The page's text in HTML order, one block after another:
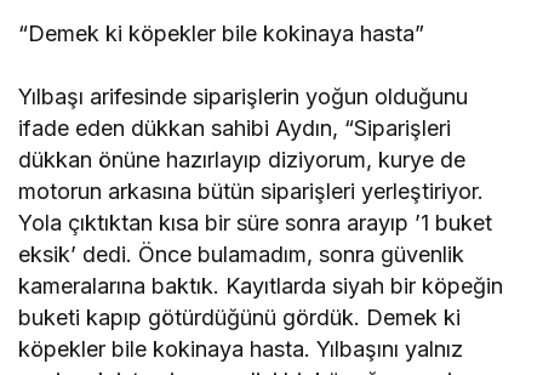
“Demek ki köpekler bile kokinaya hasta”
Yılbaşı arifesinde siparişlerin yoğun olduğunu
ifade eden dükkan sahibi Aydın, “Siparişleri
dükkan önüne hazırlayıp diziyorum, kurye de
motorun arkasına bütün siparişleri yerleştiriyor.
Yola çıktıktan kısa bir süre sonra arayıp ’1 buket
eksik’ dedi. Önce bulamadım, sonra güvenlik
kameralarına baktık. Kayıtlarda siyah bir köpeğin
buketi kapıp götürdüğünü gördük. Demek ki
köpekler bile kokinaya hasta. Yılbaşını yalnız